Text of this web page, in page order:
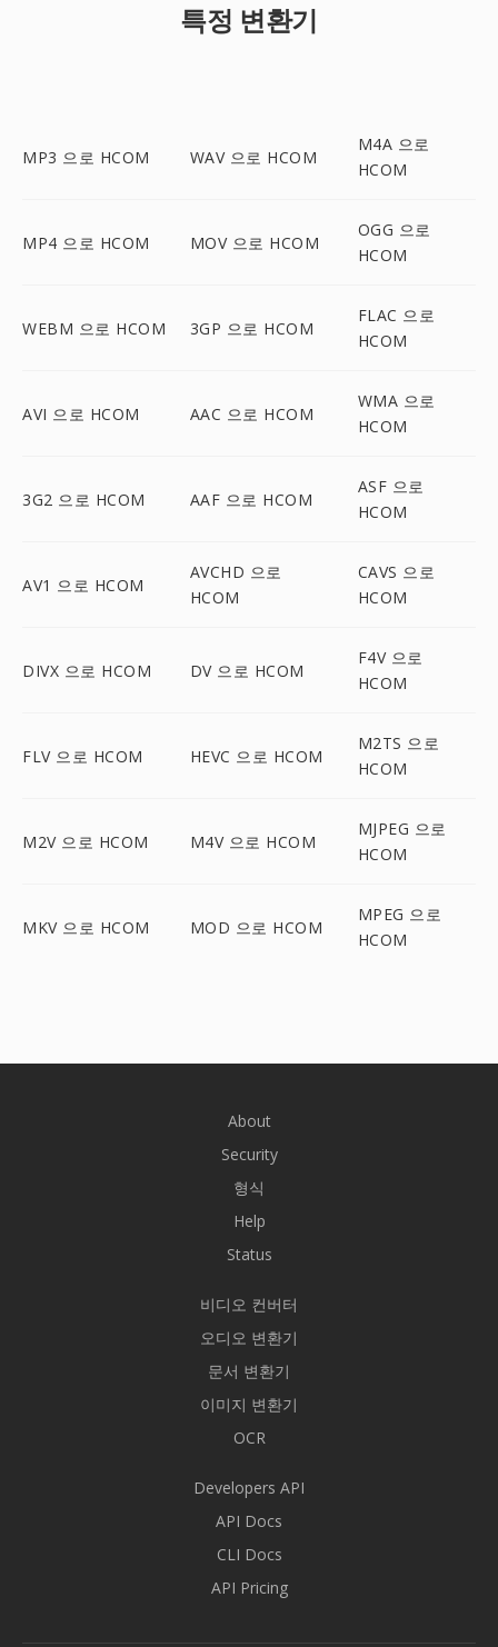
특정 변환기
MP3 으로 HCOM WAV 으로 HCOM
M4A 으로
HCOM
MP4 으로 HCOM MOV 으로 HCOM
OGG 으로
HCOM
WEBM 으로 HCOM 3GP 으로 HCOM
FLAC 으로
HCOM
AVI 으로 HCOM AAC 으로 HCOM
WMA 으로
HCOM
3G2 으로 HCOM AAF 으로 HCOM
ASF 으로
HCOM
AV1 으로 HCOM
AVCHD 으로
HCOM
CAVS 으로
HCOM
DIVX 으로 HCOM DV 으로 HCOM
F4V 으로
HCOM
FLV 으로 HCOM HEVC 으로 HCOM
M2TS 으로
HCOM
M2V 으로 HCOM M4V 으로 HCOM
MJPEG 으로
HCOM
MKV 으로 HCOM MOD 으로 HCOM
MPEG 으로
HCOM
About
Security
형식
Help
Status
비디오 컨버터
오디오 변환기
문서 변환기
이미지 변환기
OCR
Developers API
API Docs
CLI Docs
API Pricing